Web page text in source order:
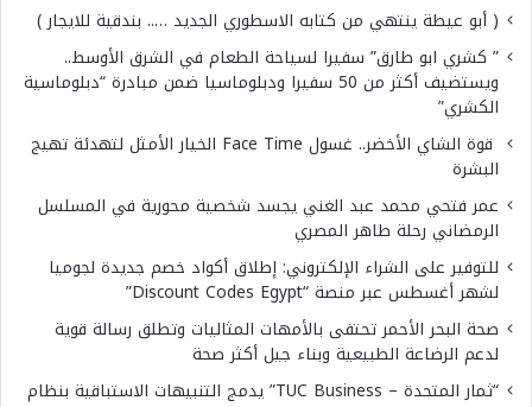
( أبو عيطة ينتهي من كتابه الاسطوري الجديد ….. بندقية للايجار )
” كشري ابو طارق” سفيرا لسياحة الطعام في الشرق الأوسط..
ويستضيف أكثر من 50 سفيرا ودبلوماسيا ضمن مبادرة “دبلوماسية
الكشري”
قوة الشاي الأخضر.. غسول Face Time الخيار الأمثل لتهدئة تهيج
البشرة
عمر فتحي محمد عبد الغني يجسد شخصية محورية في المسلسل
الرمضاني رحلة طاهر المصري
للتوفير على الشراء الإلكتروني: إطلاق أكواد خصم جديدة لجوميا
لشهر أغسطس عبر منصة “Discount Codes Egypt”
صحة البحر الأحمر تحتفى بالأمهات المثاليات وتطلق رسالة قوية
لدعم الرضاعة الطبيعية وبناء جيل أكثر صحة
“ثمار المتحدة – TUC Business” يدمج التنبيهات الاستباقية بنظام